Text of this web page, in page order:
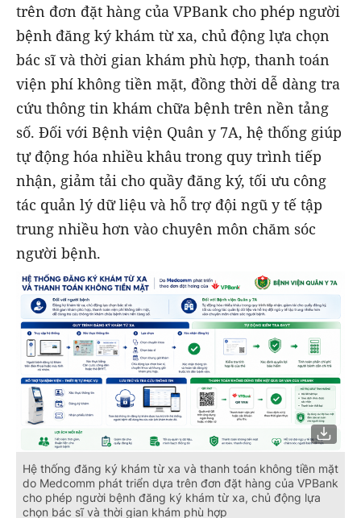
trên đơn đặt hàng của VPBank cho phép người
bệnh đăng ký khám từ xa, chủ động lựa chọn
bác sĩ và thời gian khám phù hợp, thanh toán
viện phí không tiền mặt, đồng thời dễ dàng tra
cứu thông tin khám chữa bệnh trên nền tảng
số. Đối với Bệnh viện Quân y 7A, hệ thống giúp
tự động hóa nhiều khâu trong quy trình tiếp
nhận, giảm tải cho quầy đăng ký, tối ưu công
tác quản lý dữ liệu và hỗ trợ đội ngũ y tế tập
trung nhiều hơn vào chuyên môn chăm sóc
người bệnh.
Hệ thống đăng ký khám từ xa và thanh toán không tiền mặt
do Medcomm phát triển dựa trên đơn đặt hàng của VPBank
cho phép người bệnh đăng ký khám từ xa, chủ động lựa
chọn bác sĩ và thời gian khám phù hợp